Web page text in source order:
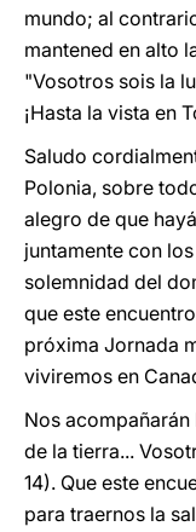
mundo; al
mantened en alto
"Vosotros sois la
¡Hasta la vista en
Saludo
Polonia, sobre
alegro de que
juntamente con
solemnidad del
que este
próxima Jornada
viviremos en
Nos
de la tierra...
14). Que este
para traernos la